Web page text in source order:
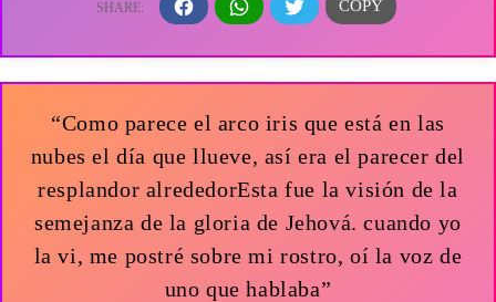
“Como parece el arco iris que está en las
nubes el día que llueve, así era el parecer del
resplandor alrededorEsta fue la visión de la
semejanza de la gloria de Jehová. cuando yo
la vi, me postré sobre mi rostro, oí la voz de
uno que hablaba”